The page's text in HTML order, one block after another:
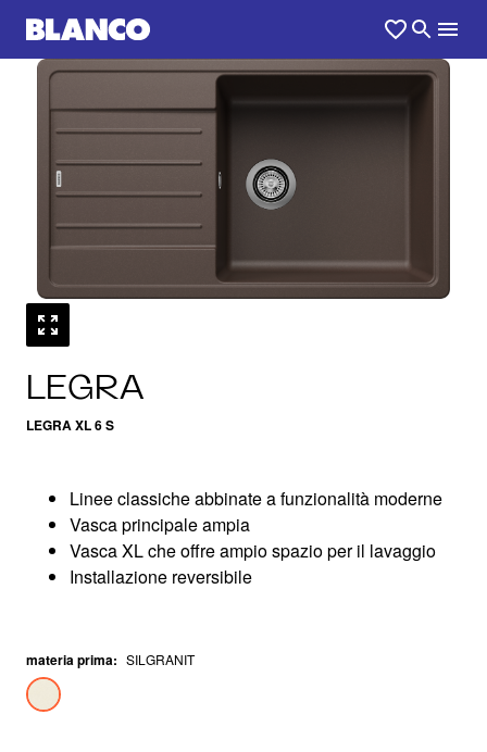
LEGRA
LEGRA XL 6 S
Linee classiche abbinate a funzionalità moderne
Vasca principale ampia
Vasca XL che offre ampio spazio per il lavaggio
Installazione reversibile
materia prima: SILGRANIT